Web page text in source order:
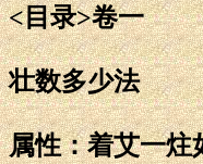
<目录>卷一
壮数多少法
属性：着艾一炷